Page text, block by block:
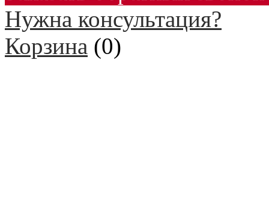
Нужна консультация?
Корзина (0)